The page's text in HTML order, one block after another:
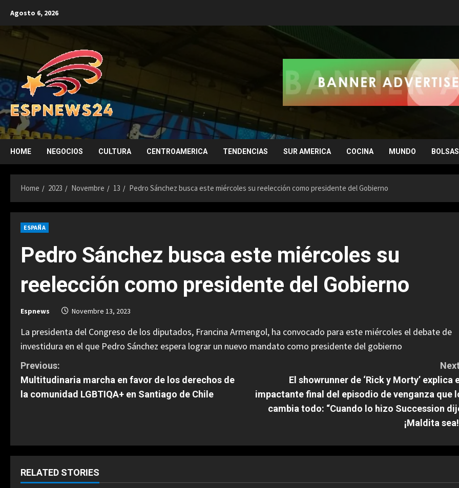
content
Agosto 6, 2026
HOME NEGOCIOS CULTURA CENTROAMERICA TENDENCIAS SUR AMERICA COCINA MUNDO
Home 2023 Novembre 13 Pedro Sánchez busca este miércoles su reelección como presidente del Gobierno
ESPAÑA
Pedro Sánchez busca este miércoles su
reelección como presidente del Gobierno
Espnews Novembre 13, 2023
La presidenta del Congreso de los diputados, Francina Armengol, ha convocado para este miércoles el debate de
investidura en el que Pedro Sánchez espera lograr un nuevo mandato como presidente del gobierno
C
o
i
n
Previous:
Multitudinaria marcha en favor de los derechos de
la comunidad LGBTIQA+ en Santiago de Chile
El showrunner de ‘Rick y Morty’ explica
impactante final del episodio de venganza que
cambia todo: “Cuando lo hizo Succession
¡Maldita
RELATED STORIES